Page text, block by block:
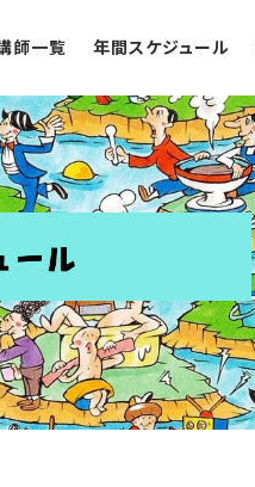
師一覧 年間スケジュール